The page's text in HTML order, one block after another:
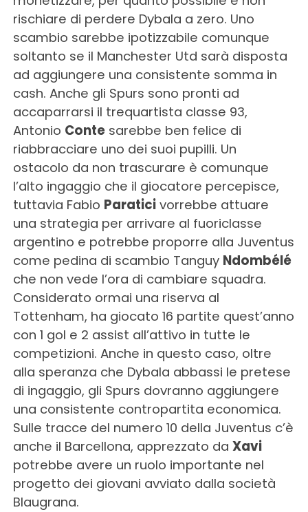
rischiare di perdere Dybala a zero. Uno
scambio sarebbe ipotizzabile comunque
soltanto se il Manchester Utd sarà disposta
ad aggiungere una consistente somma in
cash. Anche gli Spurs sono pronti ad
accaparrarsi il trequartista classe 93,
Antonio Contesarebbe ben felice di
riabbracciare uno dei suoi pupilli. Un
ostacolo da non trascurare è comunque
l’alto ingaggio che il giocatore percepisce,
tuttavia Fabio Paraticivorrebbe attuare
una strategia per arrivare al fuoriclasse
argentino e potrebbe proporre alla Juventus
come pedina di scambio Tanguy Ndombélé
che non vede l’ora di cambiare squadra.
Considerato ormai una riserva al
Tottenham, ha giocato 16 partite quest’anno
con 1 gol e 2 assist all’attivo in tutte le
competizioni. Anche in questo caso, oltre
alla speranza che Dybala abbassi le pretese
di ingaggio, gli Spurs dovranno aggiungere
una consistente contropartita economica.
Sulle tracce del numero 10 della Juventus c’è
anche il Barcellona, apprezzato da Xavi
potrebbe avere un ruolo importante nel
progetto dei giovani avviato dalla società
Blaugrana.